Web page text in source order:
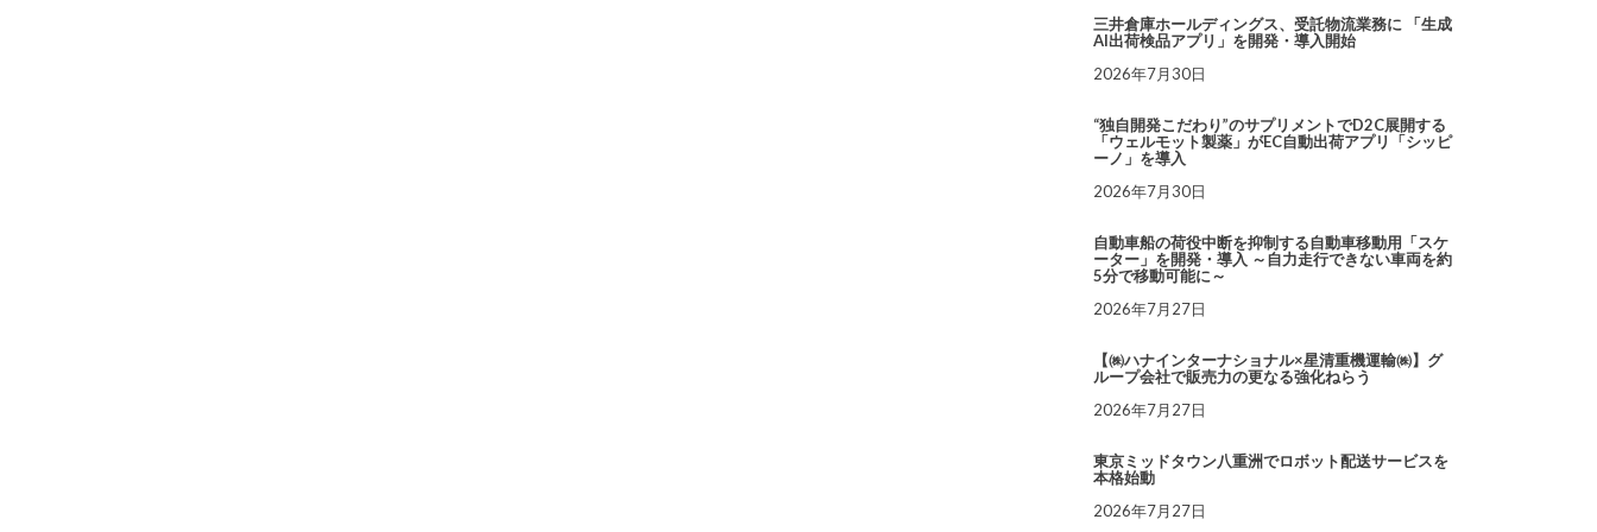
三井倉庫ホールディングス、受託物流業務に 「生成
AI出荷検品アプリ」を開発・導入開始
2026年7月30日
“独自開発こだわり”のサプリメントでD2C展開する
「ウェルモット製薬」がEC自動出荷アプリ「シッピ
ーノ」を導入
2026年7月30日
自動車船の荷役中断を抑制する自動車移動用「スケ
ーター」を開発・導入 ～自力走行できない車両を約
5分で移動可能に～
2026年7月27日
【㈱ハナインターナショナル×星清重機運輸㈱】グ
ループ会社で販売力の更なる強化ねらう
2026年7月27日
東京ミッドタウン八重洲でロボット配送サービスを
本格始動
2026年7月27日